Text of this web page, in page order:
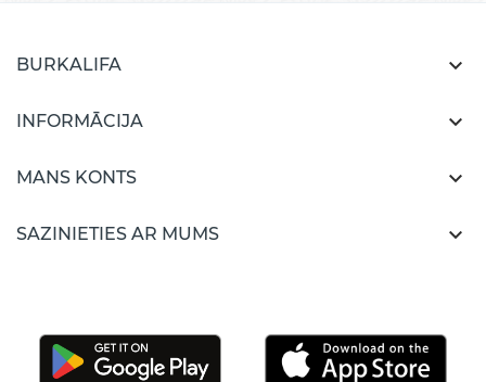
BURKALIFA 
INFORMĀCIJA 
MANS KONTS 
SAZINIETIES AR MUMS 